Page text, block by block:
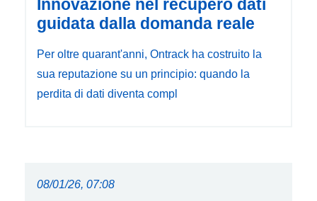
Innovazione nel recupero dati
guidata dalla domanda reale
Per oltre quarant'anni, Ontrack ha costruito la
sua reputazione su un principio: quando la
perdita di dati diventa compl
08/01/26, 07:08